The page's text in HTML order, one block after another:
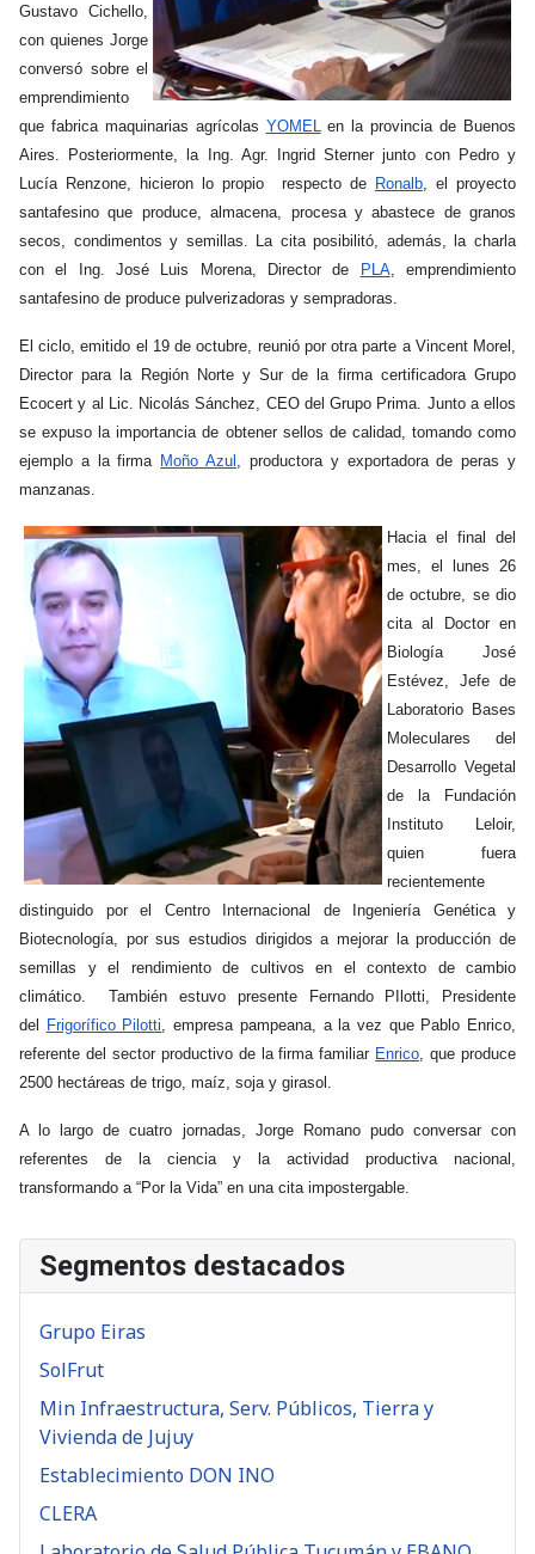
Gustavo Cichello,
con quienes Jorge
conversó sobre el
emprendimiento
que fabrica maquinarias agrícolas YOMELen la provincia de Buenos
Aires. Posteriormente, la Ing. Agr. Ingrid Sterner junto con Pedro y
Lucía Renzone, hicieron lo propio respecto de Ronalb, el proyecto
santafesino que produce, almacena, procesa y abastece de granos
secos, condimentos y semillas. La cita posibilitó, además, la charla
con el Ing. José Luis Morena, Director de
PLA, emprendimiento
santafesino de produce pulverizadoras y sempradoras.
El ciclo, emitido el 19 de octubre, reunió por otra parte a Vincent Morel,
Director para la Región Norte y Sur de la firma certificadora Grupo
Ecocert y al Lic. Nicolás Sánchez, CEO del Grupo Prima. Junto a ellos
se expuso la importancia de obtener sellos de calidad, tomando como
ejemplo a la firma Moño Azul , productora y exportadora de peras y
manzanas.
Hacia el final del
mes, el lunes 26
de octubre, se dio
cita al Doctor en
Biología José
Estévez, Jefe de
Laboratorio Bases
Moleculares del
Desarrollo Vegetal
de la Fundación
Instituto Leloir,
quien fuera
recientemente
distinguido por el Centro Internacional de Ingeniería Genética y
Biotecnología, por sus estudios dirigidos a mejorar la producción de
semillas y el rendimiento de cultivos en el contexto de cambio
climático. También estuvo presente Fernando PIlotti, Presidente
del
Frigorífico Pilotti, empresa pampeana, a la vez que Pablo Enrico,
referente del sector productivo de la firma familiar Enrico, que produce
2500 hectáreas de trigo, maíz, soja y girasol.
A lo largo de cuatro jornadas, Jorge Romano pudo conversar con
referentes de la ciencia y la actividad productiva nacional,
transformando a “Por la Vida” en una cita impostergable.
Segmentos destacados
Grupo Eiras
SolFrut
Min Infraestructura, Serv. Públicos, Tierra y
Vivienda de Jujuy
Establecimiento DON INO
CLERA